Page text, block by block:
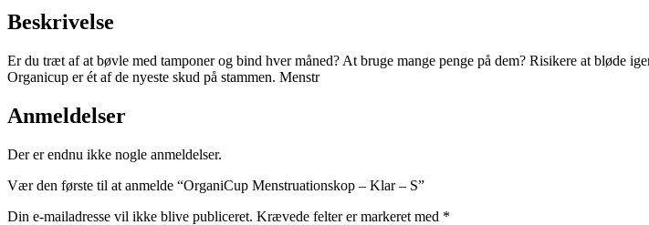
Beskrivelse
Er du træt af at bøvle med tamponer og bind hver måned? At bruge mange penge på dem? Risikere at bløde
Organicup er ét af de nyeste skud på stammen. Menstr
Anmeldelser
Der er endnu ikke nogle anmeldelser.
Vær den første til at anmelde “OrganiCup Menstruationskop – Klar – S”
Din e-mailadresse vil ikke blive publiceret. Krævede felter er markeret med *